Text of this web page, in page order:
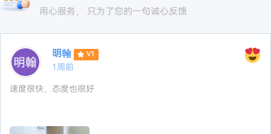
用心服务， 只为了您的一句诚心反馈
明翰 V1
1周前
速度很快，态度也很好